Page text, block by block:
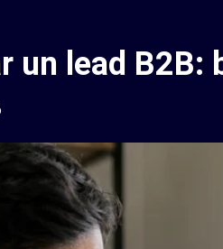
un lead B2B: